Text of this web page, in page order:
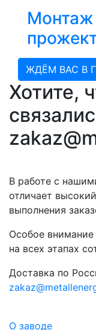
ЖДЁМ ВАС В
Хотите,
В работе с
отличает
выполнения
Особое
на всех этапах
Доставка по
О заводе